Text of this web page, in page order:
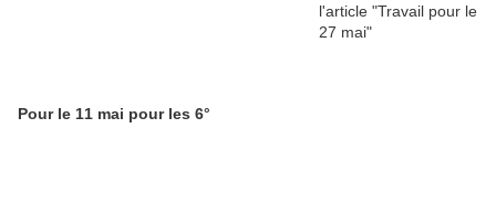
Pour le 11 mai pour les 6°